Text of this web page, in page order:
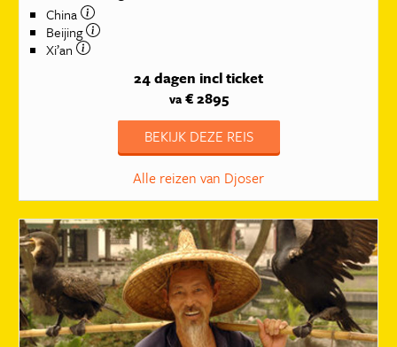
China
Beijing
Xi’an
24 dagen incl ticket
va€ 2895
BEKIJK DEZE REIS
Alle reizen van Djoser